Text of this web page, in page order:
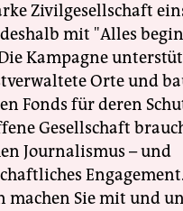
Zivilgesellschaft
mit "Alles
Kampagne
Orte und
Fonds für deren
Gesellschaft
Journalismus – und
machen Sie mit und